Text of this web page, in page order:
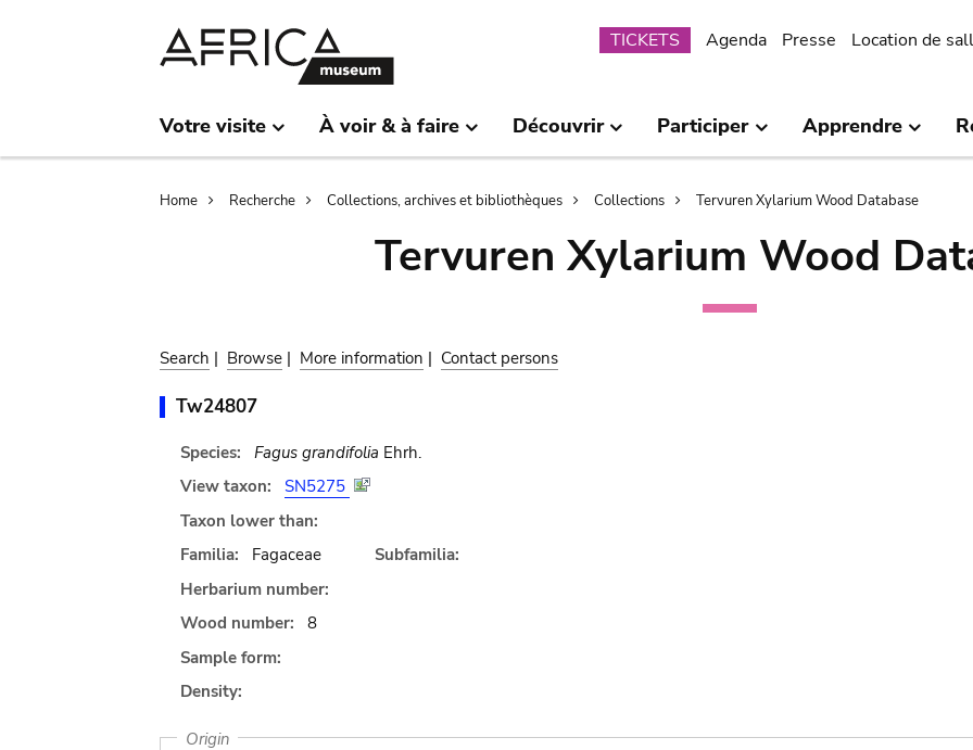
Submenu
TICKETS Agenda Presse Location de
Votre visite À voir & à faire Découvrir Participer Apprendre
Breadcrumb
Home Recherche Collections, archives et bibliothèques Collections Tervuren Xylarium Wood Database
Tervuren Xylarium Wood
Search | Browse | More information | Contact persons
Tw24807
Species: Fagus grandifolia Ehrh.
View taxon:
SN5275
Taxon lower than:
Familia:
Fagaceae
Subfamilia:
Herbarium number:
Wood number:
8
Sample form:
Density:
Origin